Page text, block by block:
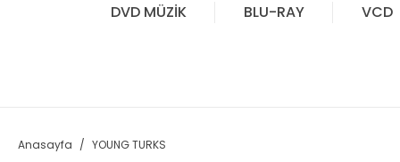
DVD MÜZİK BLU-RAY VCD
Anasayfa YOUNG TURKS